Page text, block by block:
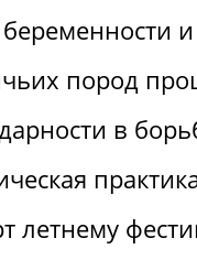
пород
в
летнему